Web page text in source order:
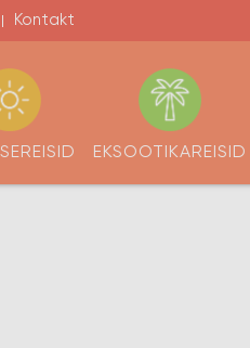
Kontakt
EKSOOTIKAREISID